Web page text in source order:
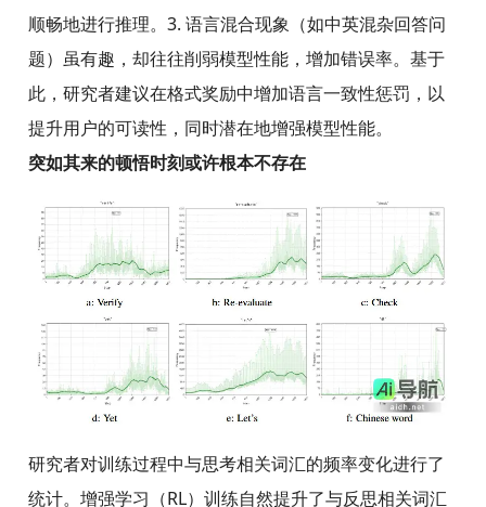
顺畅地进行推理。3. 语言混合现象（如中英混杂回答问
题）虽有趣，却往往削弱模型性能，增加错误率。基于
此，研究者建议在格式奖励中增加语言一致性惩罚，以
提升用户的可读性，同时潜在地增强模型性能。
突如其来的顿悟时刻或许根本不存在
研究者对训练过程中与思考相关词汇的频率变化进行了
统计。增强学习（RL）训练自然提升了与反思相关词汇